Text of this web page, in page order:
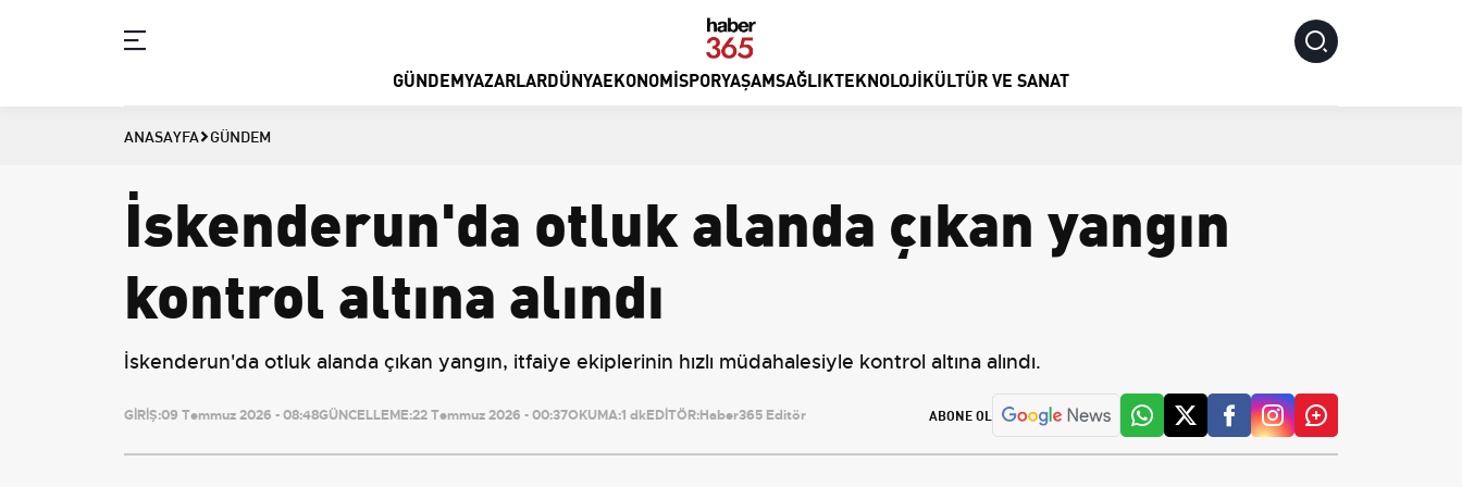
GÜNDEMYAZARLARDÜNYAEKONOMISPORYAŞAMSAĞLIKTEKNOLOJIKÜLTÜR VE SANAT
ANASAYFA GÜNDEM
İskenderun'da otluk alanda çıkan yangın
kontrol altına alındı
İskenderun'da otluk alanda çıkan yangın, itfaiye ekiplerinin hızlı müdahalesiyle kontrol altına alındı.
GİRİŞ:09 Temmuz 2026 - 08:48GÜNCELLEME:22 Temmuz 2026 - 00:37OKUMA:1 dkEDİTÖR:Haber365 Editör ABONE OL